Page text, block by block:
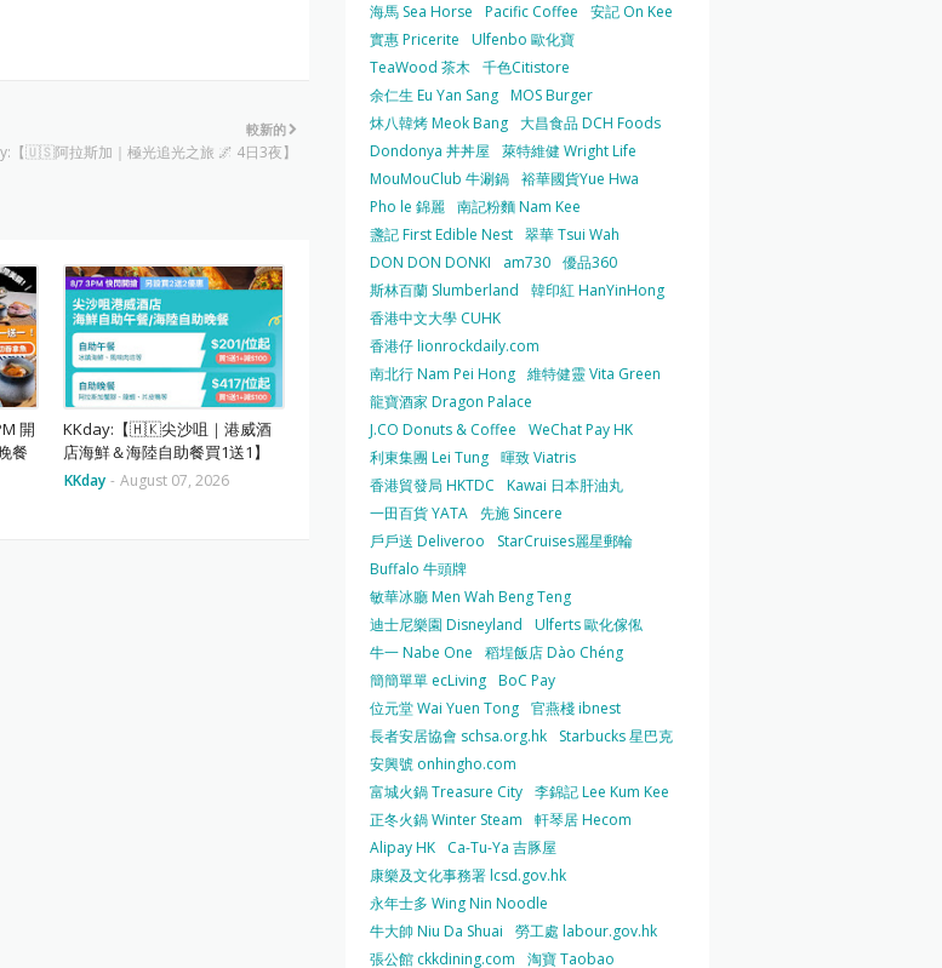
較新的
【🇺🇸阿拉斯加｜極光追光之旅 🌌 4日3夜】
開
餐
KKday:【🇭🇰尖沙咀｜港威酒
店海鮮＆海陸自助餐買1送1】
KKday - August 07, 2026
海馬 Sea Horse
Pacific Coffee
安記 On Kee
實惠 Pricerite
Ulfenbo 歐化寶
TeaWood 茶木 千色Citistore
余仁生 Eu Yan Sang MOS Burger
炑八韓烤 Meok Bang 大昌食品 DCH Foods
Dondonya 丼丼屋
萊特維健 Wright Life
MouMouClub 牛涮鍋 裕華國貨Yue Hwa
Pho le 錦麗 南記粉麵 Nam Kee
盞記 First Edible Nest 翠華 Tsui Wah
DON DON DONKI
am730 優品360
斯林百蘭 Slumberland
韓印紅 HanYinHong
香港中文大學 CUHK
香港仔 lionrockdaily.com
南北行 Nam Pei Hong 維特健靈 Vita Green
龍寶酒家 Dragon Palace
J.CO Donuts & Coffee
WeChat Pay HK
利東集團 Lei Tung 暉致 Viatris
香港貿發局 HKTDC
Kawai 日本肝油丸
一田百貨 YATA 先施 Sincere
戶戶送 Deliveroo
StarCruises麗星郵輪
Buffalo 牛頭牌
敏華冰廳 Men Wah Beng Teng
迪士尼樂園 Disneyland
Ulferts 歐化傢俬
牛一 Nabe One
稻埕飯店 Dào Chéng
簡簡單單 ecLiving BoC Pay
位元堂 Wai Yuen Tong 官燕棧 ibnest
長者安居協會 schsa.org.hk
Starbucks 星巴克
安興號 onhingho.com
富城火鍋 Treasure City 李錦記 Lee Kum Kee
正冬火鍋 Winter Steam
軒琴居 Hecom
Alipay HK
Ca-Tu-Ya 吉豚屋
康樂及文化事務署 lcsd.gov.hk
永年士多 Wing Nin Noodle
牛大帥 Niu Da Shuai
勞工處 labour.gov.hk
張公館 ckkdining.com
淘寶 Taobao